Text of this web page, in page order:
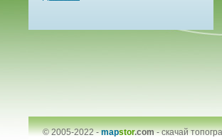
© 2005-2022 -mapstor.com-скачай